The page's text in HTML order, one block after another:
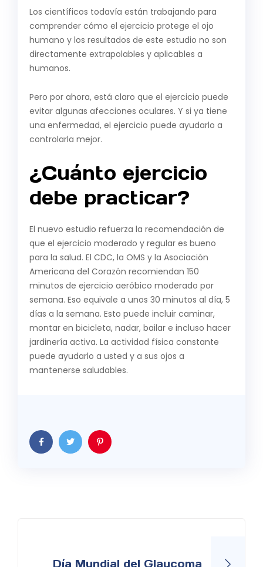
Los científicos todavía están trabajando para
comprender cómo el ejercicio protege el ojo
humano y los resultados de este estudio no son
directamente extrapolables y aplicables a
humanos.
Pero por ahora, está claro que el ejercicio puede
evitar algunas afecciones oculares. Y si ya tiene
una enfermedad, el ejercicio puede ayudarlo a
controlarla mejor.
¿Cuánto ejercicio
debe practicar?
El nuevo estudio refuerza la recomendación de
que el ejercicio moderado y regular es bueno
para la salud. El CDC, la OMS y la Asociación
Americana del Corazón recomiendan 150
minutos de ejercicio aeróbico moderado por
semana. Eso equivale a unos 30 minutos al día, 5
días a la semana. Esto puede incluir caminar,
montar en bicicleta, nadar, bailar e incluso hacer
jardinería activa. La actividad física constante
puede ayudarlo a usted y a sus ojos a
mantenerse saludables.
Día Mundial del Glaucoma